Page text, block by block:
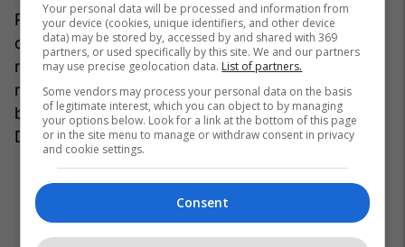
Policia e Tiranës ka bërë të ditur edhe masat e
qarkullimit rrugor. Nga ora 23:45 e së enjtes deri
në përfundim të protestës më 8 maj, është
ndaluar qarkullimi dhe parkimi i automjeteve në
bulevardin “Dëshmorët e Kombit”, nga “Ura e
Dajtit” deri në rrugën “Ismail Qemali”.
Your personal data will be processed and information from
your device (cookies, unique identifiers, and other device
data) may be stored by, accessed by and shared with 369
partners, or used specifically by this site. We and our partners
may use precise geolocation data. List of partners.
Some vendors may process your personal data on the basis
of legitimate interest, which you can object to by managing
your options below. Look for a link at the bottom of this page
or in the site menu to manage or withdraw consent in privacy
and cookie settings.
Consent